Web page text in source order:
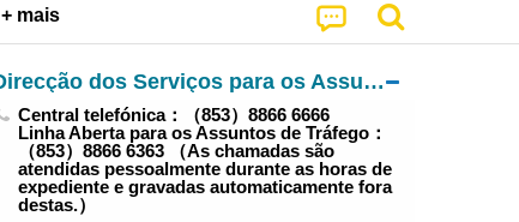
+ mais
Direcção dos Serviços para os Assuntos de Tráfego
Central telefónica：（853）8866 6666
Linha Aberta para os Assuntos de Tráfego：
（853）8866 6363 （As chamadas são
atendidas pessoalmente durante as horas de
expediente e gravadas automaticamente fora
destas.）